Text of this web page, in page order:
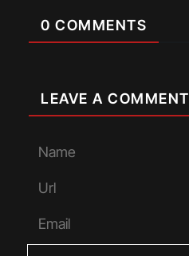
0 COMMENTS
LEAVE A COMMENT